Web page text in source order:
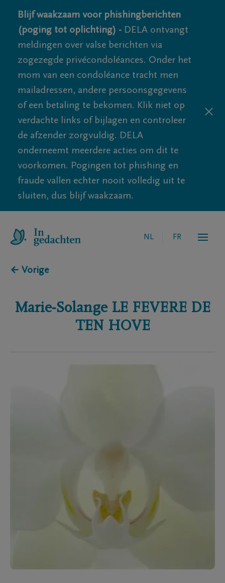
Blijf waakzaam voor phishingberichten
(poging tot oplichting) - DELA ontvangt
meldingen over valse berichten via
zogezegde privécondoléances. Onder het
mom van een condoléance tracht men
mailadressen, andere persoonsgegevens
of een betaling te bekomen. Klik niet op
verdachte links of bijlagen en controleer
de afzender zorgvuldig. DELA
onderneemt meerdere acties om dit te
voorkomen. Pogingen tot phishing en
fraude vallen echter nooit volledig uit te
sluiten, dus blijf waakzaam.
NL FR
← Vorige
Marie-Solange LE FEVERE DE
TEN HOVE